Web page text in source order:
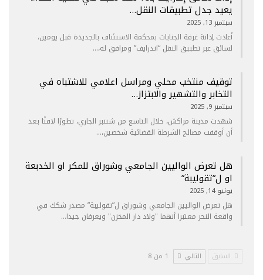
يعيد جدل تطبيقات النقل…
سبتمبر 13, 2025
أعادت إدانة غرفة الجنايات بمحكمة الاستئناف بالجديدة قبل يومين،
لسائق عبر تطبيق النقل “اندرايف” ومرافق له،…
توقيف منتخب محلي ومراسل اعلامي للاشتباه في
التخابر والتشهير والابتزاز…
سبتمبر 9, 2025
شهدت مدينة مراكش، خلال التاسع من شتنبر الجاري، تطورًا لافتًا بعد
أن أوقفت مصالح الشرطة القضائية شخصين،…
هل تعرض الواليين الجامعي وشوراق للمكر او الخدبعة
او ل”تقوليبة”
يونيو 14, 2025
هل تعرض الواليين الجامعي وشوراق ل”تقوليبة” مصدر شكك في
واقعة النحر معتبرا أنهما "ولاد دار المخزن" ويعرفان جيدا…
السابق التالي 1 من 8